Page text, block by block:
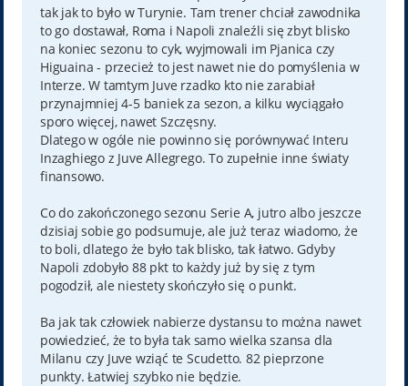
tak jak to było w Turynie. Tam trener chciał zawodnika
to go dostawał, Roma i Napoli znaleźli się zbyt blisko
na koniec sezonu to cyk, wyjmowali im Pjanica czy
Higuaina - przecież to jest nawet nie do pomyślenia w
Interze. W tamtym Juve rzadko kto nie zarabiał
przynajmniej 4-5 baniek za sezon, a kilku wyciągało
sporo więcej, nawet Szczęsny.
Dlatego w ogóle nie powinno się porównywać Interu
Inzaghiego z Juve Allegrego. To zupełnie inne światy
finansowo.
Co do zakończonego sezonu Serie A, jutro albo jeszcze
dzisiaj sobie go podsumuje, ale już teraz wiadomo, że
to boli, dlatego że było tak blisko, tak łatwo. Gdyby
Napoli zdobyło 88 pkt to każdy już by się z tym
pogodził, ale niestety skończyło się o punkt.
Ba jak tak człowiek nabierze dystansu to można nawet
powiedzieć, że to była tak samo wielka szansa dla
Milanu czy Juve wziąć te Scudetto. 82 pieprzone
punkty. Łatwiej szybko nie będzie.